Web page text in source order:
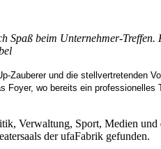
Spaß beim Unternehmer-
Zauberer und die stellvertretenden
wo bereits ein
Verwaltung, Sport, Medien
der ufaFabrik gefunden.